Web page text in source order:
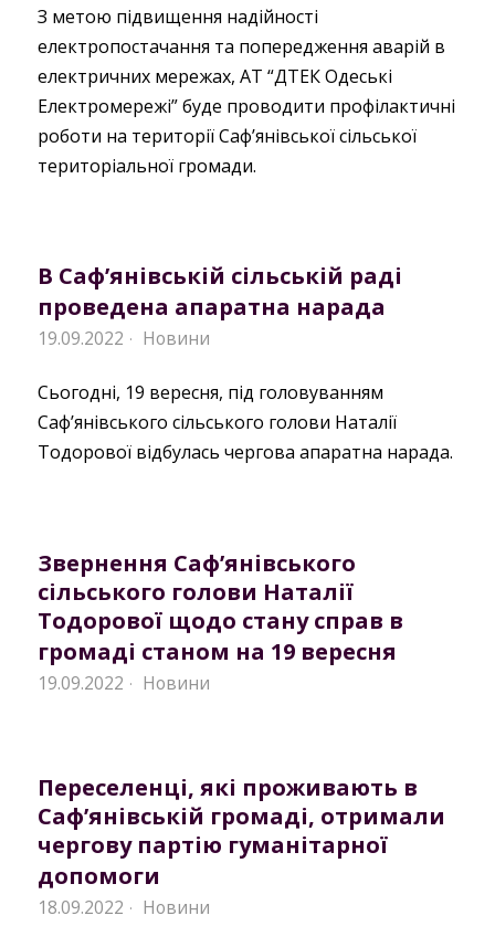
З метою підвищення надійності
електропостачання та попередження аварій в
електричних мережах, АТ “ДТЕК Одеські
Електромережі” буде проводити профілактичні
роботи на території Саф’янівської сільської
територіальної громади.
В Саф’янівській сільській раді
проведена апаратна нарада
19.09.2022 · Новини
Сьогодні, 19 вересня, під головуванням
Саф’янівського сільського голови Наталії
Тодорової відбулась чергова апаратна нарада.
Звернення Саф’янівського
сільського голови Наталії
Тодорової щодо стану справ в
громаді станом на 19 вересня
19.09.2022 · Новини
Переселенці, які проживають в
Саф’янівській громаді, отримали
чергову партію гуманітарної
допомоги
18.09.2022 · Новини